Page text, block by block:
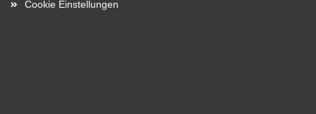
Cookie Einstellungen